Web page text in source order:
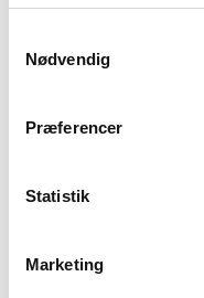
Nødvendig
Præferencer
Statistik
Marketing
Hvad er det vigtigste
Det vigtigste udstyr er
nødradio
Det er udarbejdet af et
Hvor meget vand skal
Hvorfor skal jeg preppe?
For at være forberedt